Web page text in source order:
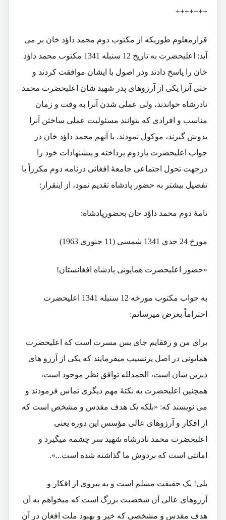
+++++++
قرارمعلوم طوریکه از مکتوب دوم محمد داؤد خان بر می
آید: اعلیحضرت به تاریخ 12 سنبله 1341 مکتوب محمد داؤد
خان را پاسخ دادند ودر اصول با ایشان موافقت کردند و
حتی آنرا یکی از آرزوهای پدر شهید شان اعلیحضرت محمد
نادرشاه خواندند، ولی عملی شدن آنرا به وقت و زمان
مناسب و افرادی که بتوانند مسئولیت عملی ساختن آنرا
بدوش گیرند، موکول نمودند. با آنهم محمد داؤد خان در
جواب اعلیحضرت باردوم پرداخته و پیشنهادات خود را
درجهت تحول اجتماعی جامعۀ افغانی درنامه دوم مکرراً با
تفصیل بیشتر به حضور پادشاه تقدیم نمود، از اینقرار:
نامۀ دوم محمد داؤد خان بحضورپادشاه:
مورخ 24 جدی 1341 شمسی (11 جنوری 1963)
«حضور اعلیحضرت همایونی پادشاه افغانستان!
به جواب مکتوب مورخه 12 سنبله 1341 اعلیحضرت
احتراماً بعرض میرسانم:
برای من و رفقایم جای بس مسرت است که اعلیحضرت
همایونی در اصل پرنسیپ میفرمایند که یکی از آرزو های
دیرین شان است، الحمدلله توافق نظر موجود است،
همچنین اعلیحضرت به نکتۀ مهم دیگری تماس فرمودند و
می نویسند که: «بلکه یک هدف مقدس و مشخص است که
از افکار و آرزوهای عالی مؤسس این دوره یعنی
اعلیحضرت محمد نادرشاه شهید سر چشمه میگیرد و
امانتی است که بردوش ما گذاشته شده است...».
بلی! یک حقیقت مسلم است و به پیروی از افکار و
آرزوهای عالی آن شخصیت بزرگ است که میخواهم به آن
هدف مقدس و مشخصی که خیر و بهبود ملت افغان در آن